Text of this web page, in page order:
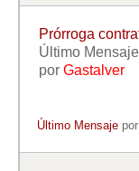
Prórroga
Último
por Gastalver
Último Mensaje